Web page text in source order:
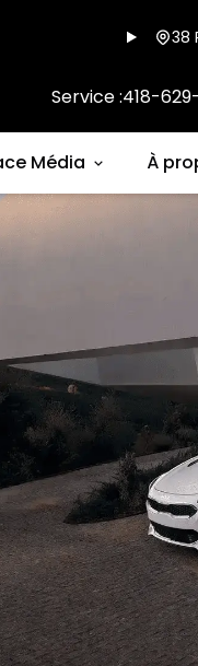
38
Service :418-
Média À